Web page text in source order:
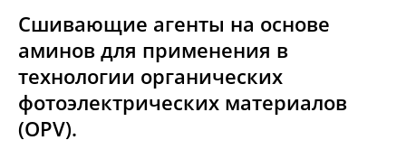
Сшивающие агенты на основе
аминов для применения в
технологии органических
фотоэлектрических материалов
(OPV).